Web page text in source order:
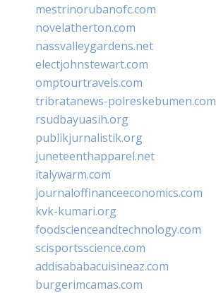
mestrinorubanofc.com
novelatherton.com
nassvalleygardens.net
electjohnstewart.com
omptourtravels.com
tribratanews-polreskebumen.com
rsudbayuasih.org
publikjurnalistik.org
juneteenthapparel.net
italywarm.com
journaloffinanceeconomics.com
kvk-kumari.org
foodscienceandtechnology.com
scisportsscience.com
addisababacuisineaz.com
burgerimcamas.com